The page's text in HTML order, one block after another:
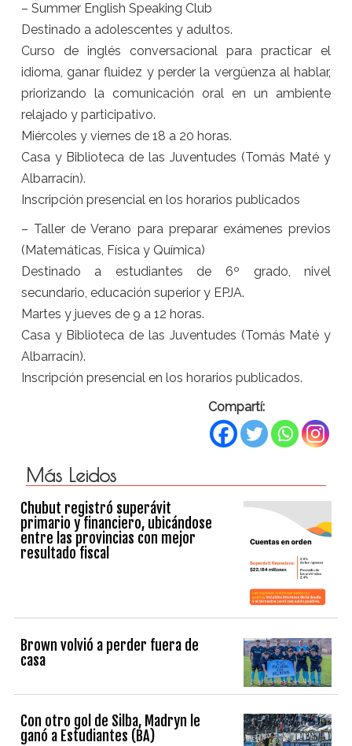
– Summer English Speaking Club
Destinado a adolescentes y adultos.
Curso de inglés conversacional para practicar el
idioma, ganar fluidez y perder la vergüenza al hablar,
priorizando la comunicación oral en un ambiente
relajado y participativo.
Miércoles y viernes de 18 a 20 horas.
Casa y Biblioteca de las Juventudes (Tomás Maté y
Albarracín).
Inscripción presencial en los horarios publicados
– Taller de Verano para preparar exámenes previos
(Matemáticas, Física y Química)
Destinado a estudiantes de 6º grado, nivel
secundario, educación superior y EPJA.
Martes y jueves de 9 a 12 horas.
Casa y Biblioteca de las Juventudes (Tomás Maté y
Albarracín).
Inscripción presencial en los horarios publicados.
Compartí:
Más Leidos
Chubut registró superávit
primario y financiero, ubicándose
entre las provincias con mejor
resultado fiscal
Brown volvió a perder fuera de
casa
Con otro gol de Silba, Madryn le
ganó a Estudiantes (BA)